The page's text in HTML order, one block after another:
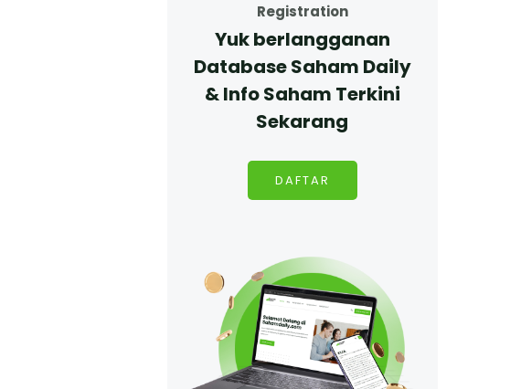
Registration
Yuk berlangganan
Database Saham Daily
& Info Saham Terkini
Sekarang
DAFTAR